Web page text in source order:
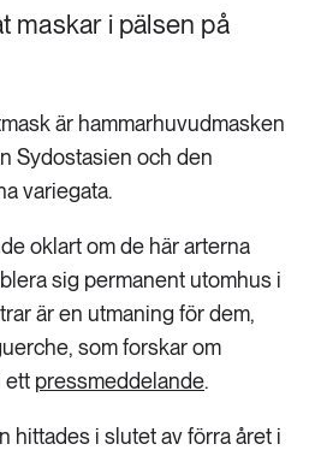
maskar i pälsen på
är hammarhuvudmasken
Sydostasien och den
variegata.
oklart om de här arterna
sig permanent utomhus i
är en utmaning för dem,
som forskar om
ett pressmeddelande.
hittades i slutet av förra året i